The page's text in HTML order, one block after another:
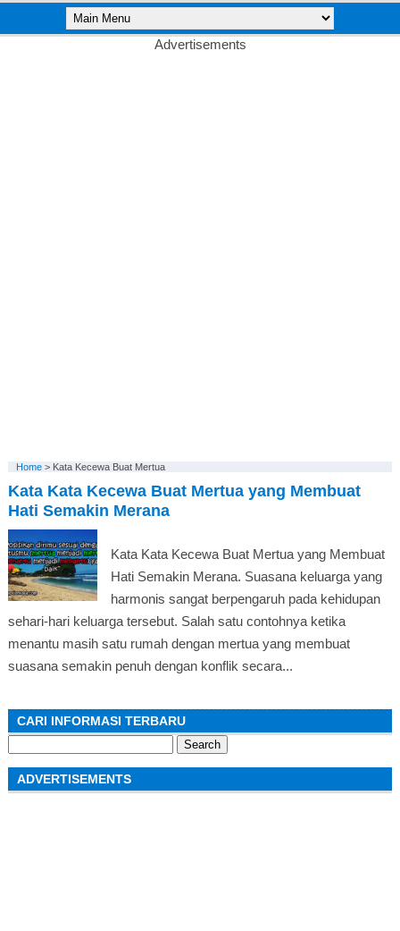
Advertisements
Home> Kata Kecewa Buat Mertua
Kata Kata Kecewa Buat Mertua yang Membuat
Hati Semakin Merana
Kata Kata Kecewa Buat Mertua yang Membuat
Hati Semakin Merana. Suasana keluarga yang
harmonis sangat berpengaruh pada kehidupan
sehari-hari keluarga tersebut. Salah satu contohnya ketika
menantu masih satu rumah dengan mertua yang membuat
suasana semakin penuh dengan konflik secara...
CARI INFORMASI TERBARU
for:
ADVERTISEMENTS